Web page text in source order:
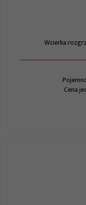
Wcierka
Cena